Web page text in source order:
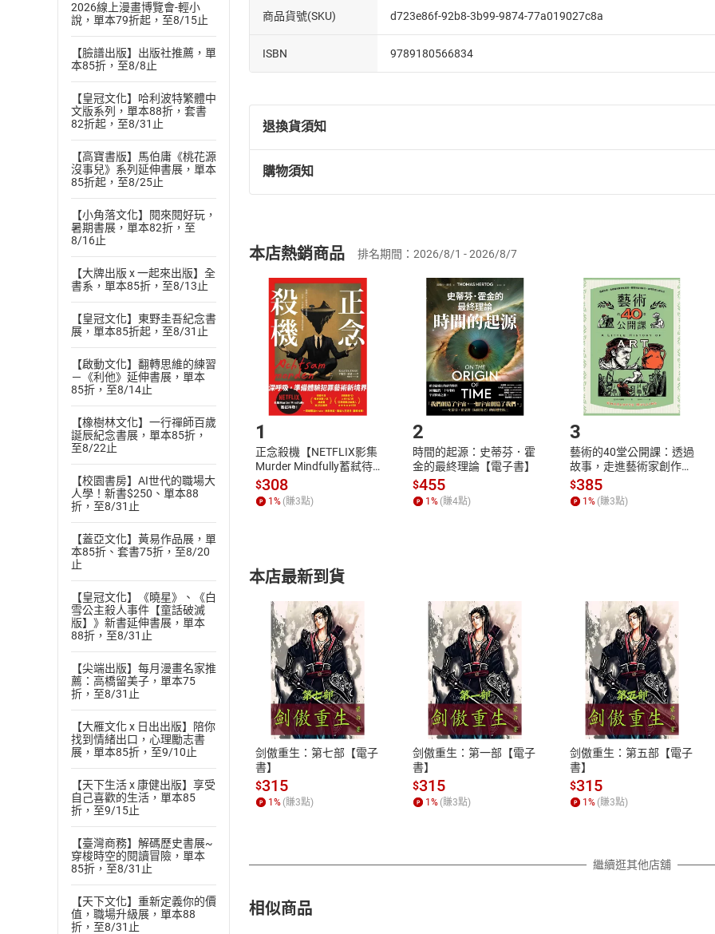
2026線上漫畫博覽會-輕小
說，單本79折起，至8/15止
【臉譜出版】出版社推薦，單
本85折，至8/8止
【皇冠文化】哈利波特繁體中
文版系列，單本88折，套書
82折起，至8/31止
【高寶書版】馬伯庸《桃花源
沒事兒》系列延伸書展，單本
85折起，至8/25止
【小角落文化】閱來閱好玩，
暑期書展，單本82折，至
8/16止
【大牌出版 x 一起來出版】全
書系，單本85折，至8/13止
【皇冠文化】東野圭吾紀念書
展，單本85折起，至8/31止
【啟動文化】翻轉思維的練習
－《利他》延伸書展，單本
85折，至8/14止
【橡樹林文化】一行禪師百歲
誕辰紀念書展，單本85折，
至8/22止
【校園書房】AI世代的職場大
人學！新書$250、單本88
折，至8/31止
【蓋亞文化】黃易作品展，單
本85折、套書75折，至8/20
止
【皇冠文化】《曉星》、《白
雪公主殺人事件【童話破滅
版】》新書延伸書展，單本
88折，至8/31止
【尖端出版】每月漫畫名家推
薦：高橋留美子，單本75
折，至8/31止
【大雁文化 x 日出出版】陪你
找到情緒出口，心理勵志書
展，單本85折，至9/10止
【天下生活 x 康健出版】享受
自己喜歡的生活，單本85
折，至9/15止
【臺灣商務】解碼歷史書展~
穿梭時空的閱讀冒險，單本
85折，至8/31止
【天下文化】重新定義你的價
值，職場升級展，單本88
折，至8/31止
商品貨號(SKU) d723e86f-92b8-3b99-9874-77a019027c8a
ISBN 9789180566834
退換貨須知
退換貨規定：
(一)依消費者保護法第19條第1項後段暨通訊交易解除權合理例外情事適用
(二)消費者訂購本店鋪之商品即代表知悉本店鋪所銷售之商品為電子書，
且已下載/存取電子書，不得請求退貨退款。
退貨方式：您欲取消訂單或辦理退貨時，請登入樂天市場，並於「我的訂單
貨」，本店鋪將依您的申請進行審核，待審核通過後將為您辦理退款事宜。
請注意，樂天市場須以整筆訂單為單位進行取消/退貨，恕無法以單支商品取
購物須知
挑選商品
Choose
放入購物車
Shopping cart
登入帳號
Login
購書後，如何開始使用？
Step1.選擇閱讀載具 Step2.登入
付款方式
ATM轉帳、信用卡、LINE PAY、AFTEE
退換貨規範
本店是否提供消費者保護法七日猶
之權利，遽消費者保護法及通訊交
除權合理例外情事適用準則，依商
質各有不同規定。詳細退換貨說明
照各商品說明。
本店熱銷商品 排名期間：2026/8/1 - 2026/8/7
1
正念殺機【NETFLIX影集
Murder Mindfully蓄弒待
發】【電子書】
$308
1 % (賺3點)
2
時間的起源：史蒂芬．霍
金的最終理論【電子書】
$455
1 % (賺4點)
3
藝術的40堂公開課：透過
故事，走進藝術家創作現
場，看藝術如何誕生、如
何形塑人類生活【電子
書】
$385
1 % (賺3點)
本店最新到貨
剑傲重生：第七部【電子
書】
$315
1 % (賺3點)
剑傲重生：第一部【電子
書】
$315
1 % (賺3點)
剑傲重生：第五部【電子
書】
$315
1 % (賺3點)
繼續逛其他店舖
相似商品